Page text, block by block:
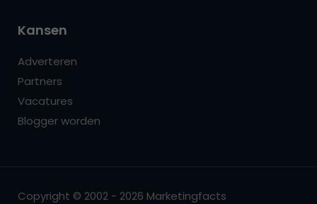
Kansen
Adverteren
Partners
Vacatures
Blogger worden
Copyright © 2002 - 2026 Marketingfacts